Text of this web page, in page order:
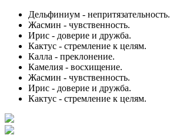
Дельфиниум - непритязательность.
Жасмин - чувственность.
Ирис - доверие и дружба.
Кактус - стремление к целям.
Калла - преклонение.
Камелия - восхищение.
Жасмин - чувственность.
Ирис - доверие и дружба.
Кактус - стремление к целям.